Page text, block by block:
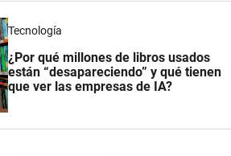
Tecnología
¿Por qué millones de libros usados
están “desapareciendo” y qué tienen
que ver las empresas de IA?